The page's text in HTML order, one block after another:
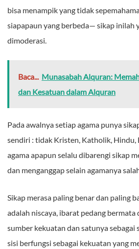
bisa menampik yang tidak
siapapaun yang berbeda— sikap inilah
dimoderasi.
Baca... Munasabah Alquran:
dan Kesatuan dalam Alquran
Pada awalnya setiap agama punya
sendiri : tidak Kristen, Katholik, Hindu,
agama apapun selalu dibarengi sikap
dan menganggap selain agamanya
Sikap merasa paling benar dan paling
adalah niscaya, ibarat pedang bermata
sumber kekuatan dan satunya
sisi berfungsi sebagai kekuatan yang